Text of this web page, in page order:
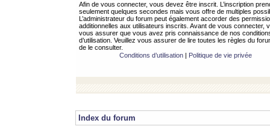
Afin de vous connecter, vous devez être inscrit. L’inscription
seulement quelques secondes mais vous offre de multiples
L’administrateur du forum peut également accorder des
additionnelles aux utilisateurs inscrits. Avant de vous connecter,
vous assurer que vous avez pris connaissance de nos
d’utilisation. Veuillez vous assurer de lire toutes les règles du
de le consulter.
Conditions d’utilisation| Politique de vie privée
Index du forum